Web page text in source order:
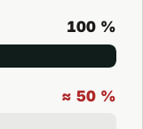
100 %
≈ 50 %